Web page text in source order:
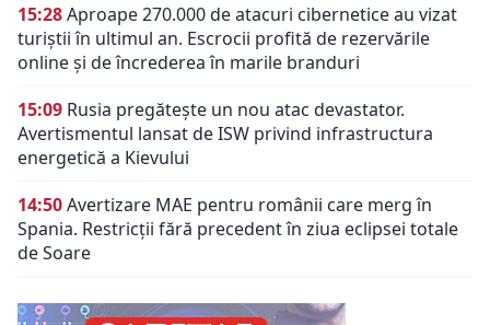
15:28Aproape 270.000 de atacuri cibernetice au vizat
turiștii în ultimul an. Escrocii profită de rezervările
online și de încrederea în marile branduri
15:09 Rusia pregătește un nou atac devastator.
Avertismentul lansat de ISW privind infrastructura
energetică a Kievului
14:50Avertizare MAE pentru românii care merg în
Spania. Restricții fără precedent în ziua eclipsei totale
de Soare